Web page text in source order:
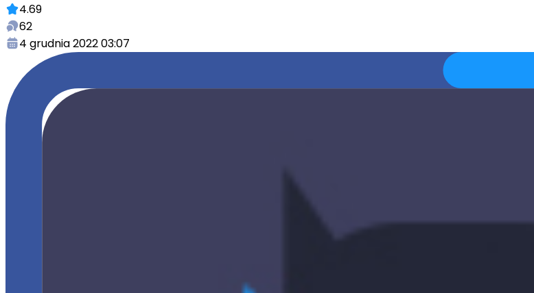
4.69
62
4 grudnia 2022 03:07